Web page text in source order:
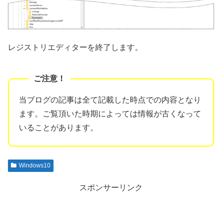
レジストリエディターを終了します。
当ブログの記事は全て記載した時点での内容となり
ます。ご覧頂いた時期によっては情報が古くなって
いることがあります。
Windows10
スポンサーリンク